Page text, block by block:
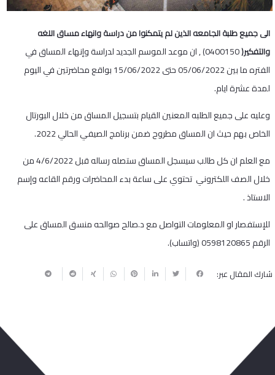
الى جميع طلبة الجامعه الذين لم يتمكنوا من دراسة وانهاء مساق اللغه
والتفكير(
0400150) , ان موعد الموسم الجديد لدراسة وإنهاء المساق في
الفتره ما بين 05/06/2022 حتى 15/06/2022 بواقع محاضرتين في اليوم
لمدة عشرة ايام.
وعليه على جميع الطلبه المعنين القيام بتسجيل المساق من خلال البورتال
الخاص بهم حيث ان المساق مطروح ضمن برنامج الصيفي الحالي 2022.
مع العلم ان كل طالب سيسجل المساق ستصله رساله قبل 4/6/2022 من
خلال الصف اللكتروني تحتوي على ساعة بدء المحاضرات ورقم القاعه وإسم
الاستاذ .
للإستفصار او المعلومات التواصل مع د.صالح صوالحه منسق المساق على
الرقم 0598120865 (واتساب).
شارك المقال عبر: